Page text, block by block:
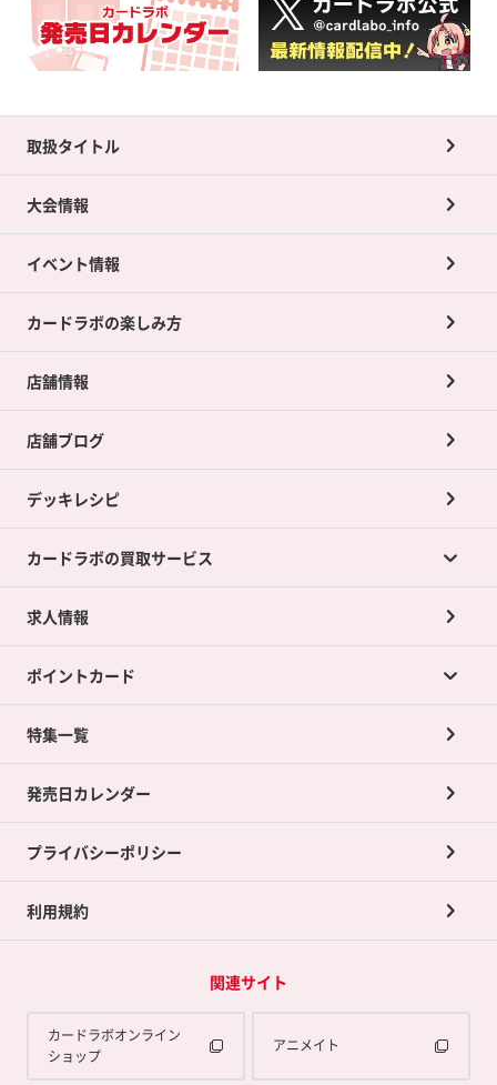
取扱タイトル
大会情報
イベント情報
カードラボの楽しみ方
店舗情報
店舗ブログ
デッキレシピ
カードラボの買取サービス
カードラボの買取サービスTOP
店舗買取について
ネット買取について
買取承諾書について
求人情報
ポイントカード
ポイントカードTOP
ポイント交換景品
特集一覧
発売日カレンダー
プライバシーポリシー
利用規約
関連サイト
カードラボオンライン
ショップ
アニメイト